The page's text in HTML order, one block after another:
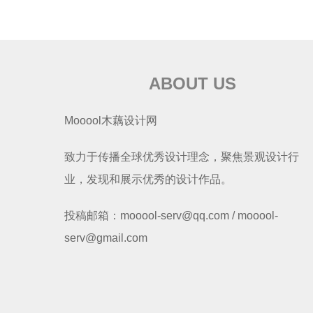
ABOUT US
Mooool木藕设计网
致力于传播全球优秀设计理念，聚焦景观设计行
业，发现和展示优秀的设计作品。
投稿邮箱：mooool-serv@qq.com / mooool-
serv@gmail.com